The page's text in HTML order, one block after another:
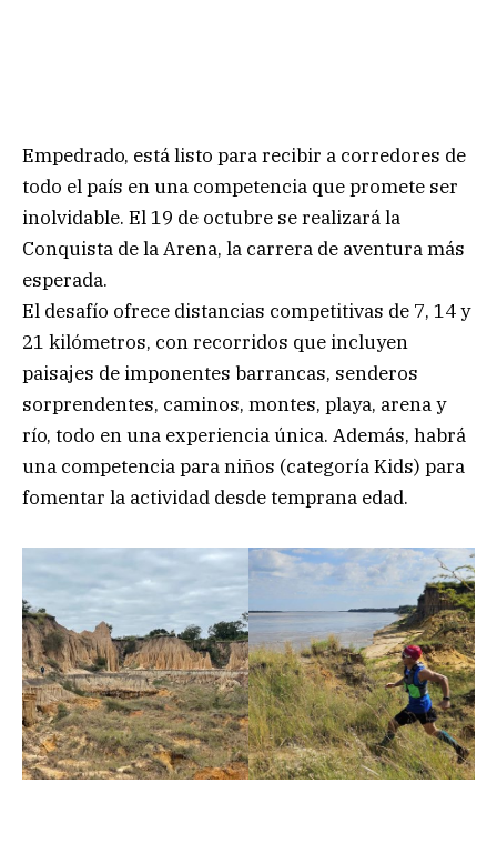
Empedrado, está listo para recibir a corredores de
todo el país en una competencia que promete ser
inolvidable. El 19 de octubre se realizará la
Conquista de la Arena, la carrera de aventura más
esperada.
El desafío ofrece distancias competitivas de 7, 14 y
21 kilómetros, con recorridos que incluyen
paisajes de imponentes barrancas, senderos
sorprendentes, caminos, montes, playa, arena y
río, todo en una experiencia única. Además, habrá
una competencia para niños (categoría Kids) para
fomentar la actividad desde temprana edad.